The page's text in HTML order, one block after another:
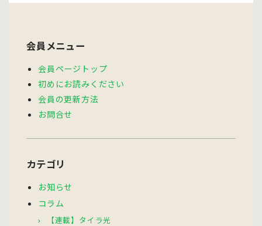
会員メニュー
会員ページトップ
初めにお読みください
会員の更新方法
お問合せ
カテゴリ
お知らせ
コラム
【連載】タイラ光